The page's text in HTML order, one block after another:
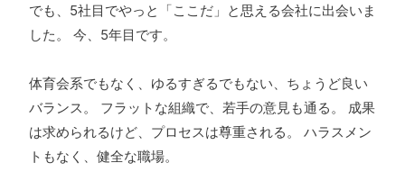
でも、5社目でやっと「ここだ」と思える会社に出会いま
した。 今、5年目です。
体育会系でもなく、ゆるすぎるでもない、ちょうど良い
バランス。 フラットな組織で、若手の意見も通る。 成果
は求められるけど、プロセスは尊重される。 ハラスメン
トもなく、健全な職場。